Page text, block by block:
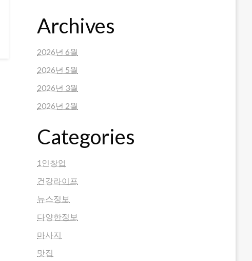
Archives
2026년 6월
2026년 5월
2026년 3월
2026년 2월
Categories
1인창업
건강라이프
뉴스정보
다양한정보
마사지
맛집